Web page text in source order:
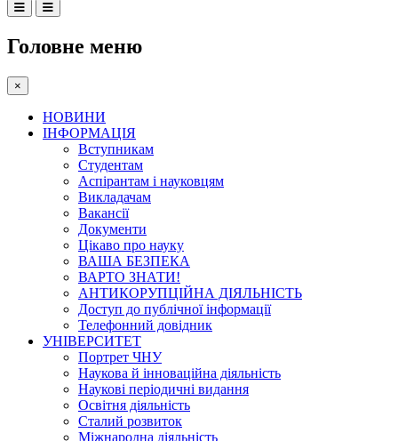
Головне меню
×
НОВИНИ
ІНФОРМАЦІЯ
Вступникам
Студентам
Аспірантам і науковцям
Викладачам
Вакансії
Документи
Цікаво про науку
ВАША БЕЗПЕКА
ВАРТО ЗНАТИ!
АНТИКОРУПЦІЙНА ДІЯЛЬНІСТЬ
Доступ до публічної інформації
Телефонний довідник
УНІВЕРСИТЕТ
Портрет ЧНУ
Наукова й інноваційна діяльність
Наукові періодичні видання
Освітня діяльність
Сталий розвиток
Міжнародна діяльність